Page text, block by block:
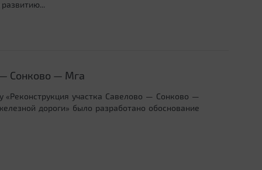
Сонково — Мга
«Реконструкция участка Савелово — Сонково —
дороги» было разработано обоснование